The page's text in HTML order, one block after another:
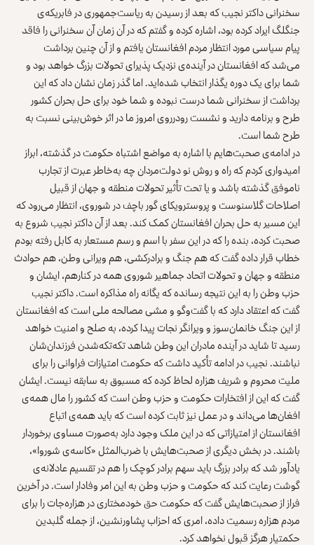
سخنرانی داکتر نجیب که بعد از رسیدن به ریاست‌جمهوری در فابریکه‌ی
جنگلگ ایراد کرده بود، اشاره کرده و گفتم که در آن زمان آن سخنرانی را فاقد
پیام سیاسی مورد انتظار مردم افغانستان یافتم و از آن چنین برداشت
می‌شد که افغانستان در آینده‌ی نزدیک پذیرای تحولات بزرگ خواهد بود و
شما برای یک دوره ‌یگذار انتخاب شده‌اید. اما گذر زمان نشان داد که این
برداشت از سخنرانی شما درست نبوده و شما خود برای حل بحران کشور
طرح و برنامه دارید و نشست رودرروی امروز ما در اثر خوش‌بینی نسبت به
طرح شما است.
در ادامه‌ی صحبت‌هایم با اشاره به مواضع اشتباه حکومت در گذشته، ابراز
امیدواری کردم که راه و روش نو دولت‌مردان چه به‌خاطر عبرت از تجارب
ناموفق گذشته باشد و یا تحت تأثیر تحولات منطقه و جهان از قبیل
اصلاحات گلاسنوست و پروسترویکای گور باچف در شوروی، انتظار می‌رود که
این مسیر به حل بحران افغانستان کمک کند. بعد از آن داکتر نجیب شروع به
صحبت کرده، بنده را که در این سفر با اسم و رسم مستعار به کابل رفته بودم
خطاب قرار داده گفت که هم جنگ و برادرکشی، هم ویرانی وطن، هم حوادث
منطقه و جهان و تحولات اتحاد جماهیر شوروی همه در کنارهم، ایشان و
حزب وطن را به این نتیجه رسانده که یگانه راه مذاکره است. داکتر نجیب
گفت که اعتقاد دارد که با گفت‌وگو و مشی مصالحه ملی است که افغانستان
از این جنگ خانمان‌سوز و ویرانگر نجات پیدا کرده، به صلح و امنیت خواهد
رسید تا شاید در آینده مادران این وطن شاهد تکه‌تکه‌شدن فرزندان‌شان
نباشند. نجیب در ادامه تأکید داشت که حکومت امتیازات فراوانی را برای
ملیت محروم و شریف هزاره لحاظ کرده که مسبوق به سابقه نیست. ایشان
گفت که این از افتخارات حکومت و حزب وطن است که کشور را مال همه‌ی
افغان‌ها می‌داند و در عمل نیز ثابت کرده است که باید همه‌ی اتباع
افغانستان از امتیازاتی که در این ملک وجود دارد به‌صورت مساوی برخوردار
باشند. در بخش دیگری از صحبت‌هایش با ضرب‌المثل «کاسه‌ی شوروا»،
یادآور شد که برادر بزرگ باید سهم برادر کوچک را هم در تقسیم عادلانه‌ی
گوشت رعایت کند که حکومت و حزب وطن به این امر وفادار است. در آخرین
فراز از صحبت‌هایش گفت که حکومت حق خودمختاری در هزاره‌جات را برای
مردم هزاره رسمیت داده، امری که احزاب پشاورنشین، از جمله گلبدین
حکمتیار هرگز قبول نخواهد کرد.